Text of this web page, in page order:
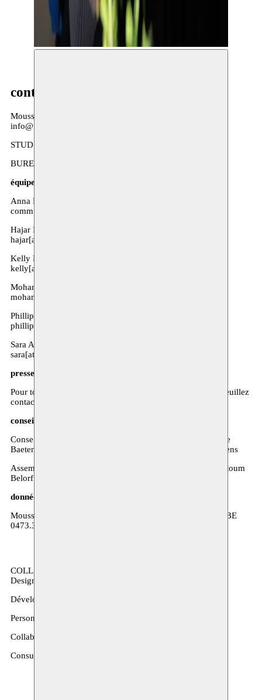
MOUSSEM OPEN STUDIO © NAVID FAYAZ
contact
Moussem Centre Nomade des Arts
info@moussem.be
STUDIOS: 16 Rue du Chimiste, 1070 Anderlecht, Belgique
BUREAUX: 17 Rue Poinçon, 1000 Bruxelles, Belgique
équipe
Anna Poels - Presse et communication
communicatie[at]moussem.be
Hajar Ibnouthen - Coordination arts de la scène
hajar[at]moussem.be
Kelly De Cock - Coordination financière
kelly[at]moussem.be
Mohamed Ikoubaân - directeur
mohamed[at]moussem.be
Phillip Van den Bossche - Coordination arts visuels
phillip[at]moussem.be
Sara Avci - Communautés
sara[at]moussem.be
presse:
Pour toute demande de réservation, d’interview ou autre, veuillez
contacter Anna Poels - communication[at]moussem.be.
conseil d’administration & assemblée générale:
Conseil d’administration: Kathleen Weyts, Nadia Fadil, Lore
Baeten, Sam Loncke, Joachim Ben Yakoub, Goedele Nuyttens
Assemblée générale: Aline Nyiahumure, Hafida Raoui, Keltoum
Belorf
données de facturation:
Moussem VZW - Rue des Mégissiers 6, 1070 Anderlecht - BE
0473.364.948
COLLABORATEUR·TRICE·S EXTERNES
Design graphique: Sam Corijn
Développement web: Philip Marnef / Bureau Marnef
Personne de confiance: Leen Hammecker / BlueBird
Collaborateur·ice·s production: Miya Aronson
Consultant projets infrastructure: Johan Penson / Infracult